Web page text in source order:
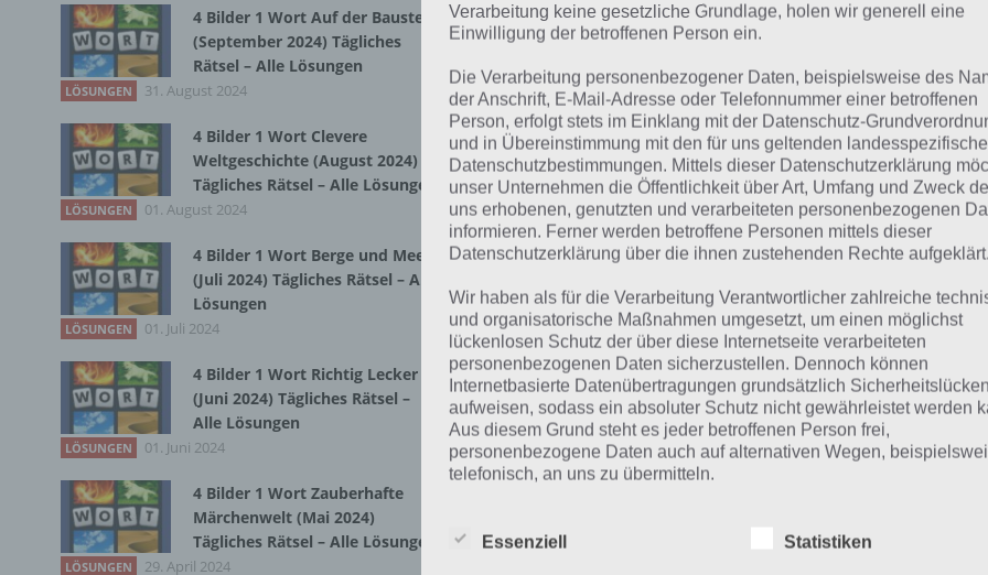
REISE
Du suchst eine andere Lösung?
Tägliches BONUS Rätsel: Zur Lösung vom 9.1.2022
Rätsel aus dem Jahr 2021:Schau mal, was vor einem Jahr,
gesucht war
4 Bilder 1 Wort Lösungen zu Reise durch die
Kurze Begriffserklärung
Reise
Reise ist die Lösung für das tägliche Rätsel am 9.1.2022 in 4
welche Bedeutung hat dieses eigentlich und was gibt es dazu
4 Bilder 1 Wort Auf der Baustelle
(September 2024) Tägliches
Rätsel – Alle Lösungen
LÖSUNGEN 31. August 2024
4 Bilder 1 Wort Clevere
Weltgeschichte (August 2024)
Tägliches Rätsel – Alle Lösungen
LÖSUNGEN 01. August 2024
4 Bilder 1 Wort Berge und Meer
(Juli 2024) Tägliches Rätsel – Alle
Lösungen
LÖSUNGEN 01. Juli 2024
4 Bilder 1 Wort Richtig Lecker
(Juni 2024) Tägliches Rätsel –
Alle Lösungen
LÖSUNGEN 01. Juni 2024
4 Bilder 1 Wort Zauberhafte
Märchenwelt (Mai 2024)
Tägliches Rätsel – Alle Lösungen
LÖSUNGEN 29. April 2024
Verarbeitung keine gesetzliche Grundlage, holen wir generell eine
Einwilligung der betroffenen Person ein.
Die Verarbeitung personenbezogener Daten, beispielsweise des
der Anschrift, E-Mail-Adresse oder Telefonnummer einer betroffenen
Person, erfolgt stets im Einklang mit der Datenschutz-
und in Übereinstimmung mit den für uns geltenden
Datenschutzbestimmungen. Mittels dieser Datenschutzerklärung
unser Unternehmen die Öffentlichkeit über Art, Umfang und Zweck
uns erhobenen, genutzten und verarbeiteten personenbezogenen
informieren. Ferner werden betroffene Personen mittels dieser
Datenschutzerklärung über die ihnen zustehenden Rechte aufgeklärt.
Wir haben als für die Verarbeitung Verantwortlicher zahlreiche
und organisatorische Maßnahmen umgesetzt, um einen möglichst
lückenlosen Schutz der über diese Internetseite verarbeiteten
personenbezogenen Daten sicherzustellen. Dennoch können
Internetbasierte Datenübertragungen grundsätzlich Sicherheitslücken
aufweisen, sodass ein absoluter Schutz nicht gewährleistet werden
Aus diesem Grund steht es jeder betroffenen Person frei,
personenbezogene Daten auch auf alternativen Wegen,
telefonisch, an uns zu übermitteln.
Begriffsbestimmungen
Essenziell Statistiken